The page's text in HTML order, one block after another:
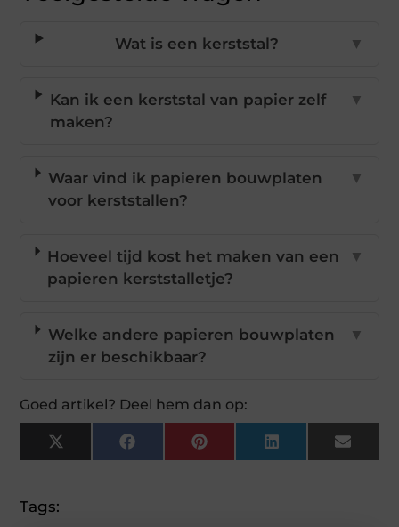
Wat is een kerststal? ▼
Kan ik een kerststal van papier zelf
maken?
▼
Waar vind ik papieren bouwplaten
voor kerststallen?
▼
Hoeveel tijd kost het maken van een
papieren kerststalletje?
▼
Welke andere papieren bouwplaten
zijn er beschikbaar?
▼
Goed artikel? Deel hem dan op:
X
(Twitter)
FacebookPinterestLinkedInEmail
Tags: